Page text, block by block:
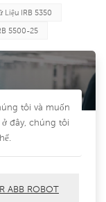
Liệu IRB 5350
5500-25
tôi và muốn
đây, chúng tôi
ABB ROBOT